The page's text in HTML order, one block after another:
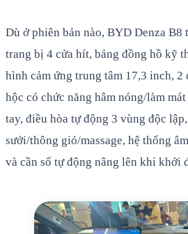
Dù ở phiên bản nào, BYD Denza
trang bị 4 cửa hít, bảng đồng hồ kỹ
hình cảm ứng trung tâm 17,3 inch, 2
hộc có chức năng hâm nóng/làm
tay, điều hòa tự động 3 vùng độc
sưởi/thông gió/massage, hệ thống
và cần số tự động nâng lên khi khởi